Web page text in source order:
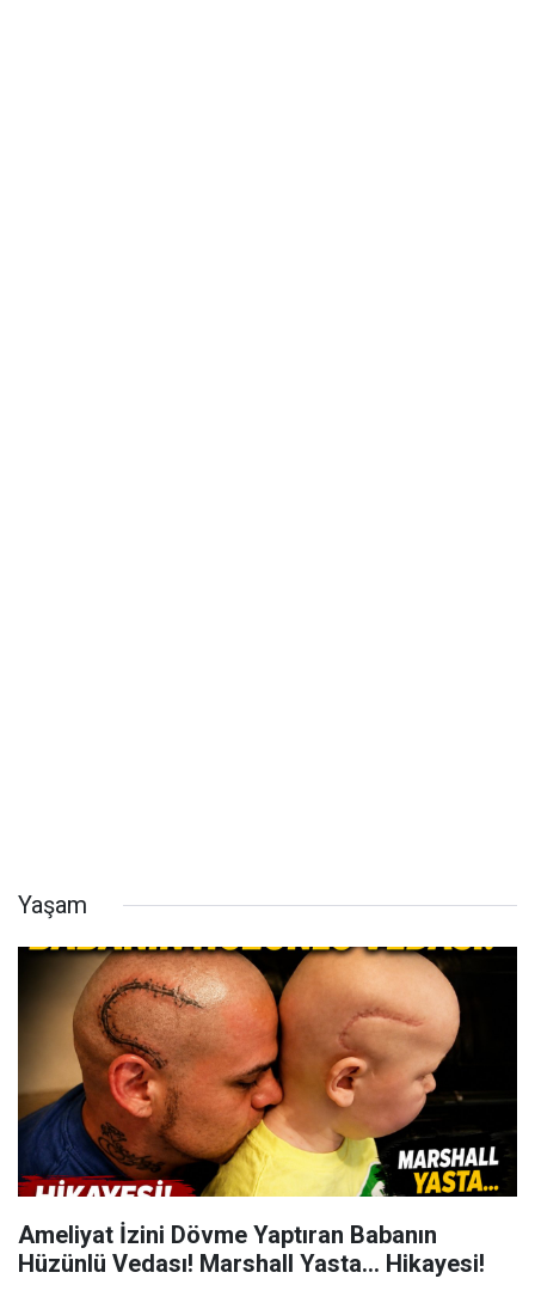
Yaşam
Ameliyat İzini Dövme Yaptıran Babanın
Hüzünlü Vedası! Marshall Yasta... Hikayesi!